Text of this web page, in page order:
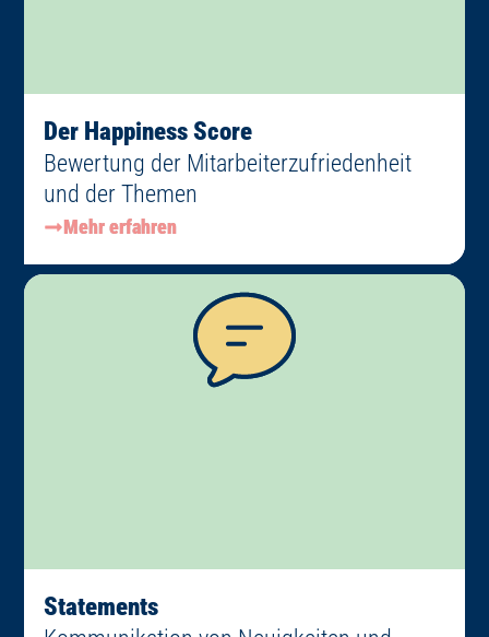
Der Happiness Score
Bewertung der Mitarbeiterzufriedenheit
und der Themen
Mehr erfahren
Statements